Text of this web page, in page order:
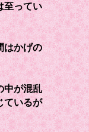
至ってい
はかげの
中が混乱
ているが